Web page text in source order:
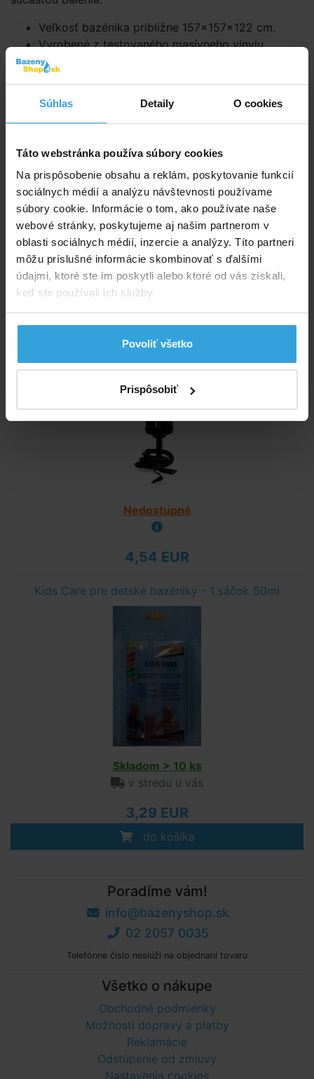
Súhlas Detaily O cookies
Táto webstránka používa súbory cookies
Na prispôsobenie obsahu a reklám, poskytovanie funkcií
sociálnych médií a analýzu návštevnosti používame
súbory cookie. Informácie o tom, ako používate naše
webové stránky, poskytujeme aj našim partnerom v
oblasti sociálnych médií, inzercie a analýzy. Títo partneri
môžu príslušné informácie skombinovať s ďalšími
údajmi, ktoré ste im poskytli alebo ktoré od vás získali,
keď ste používali ich služby.
Povoliť všetko
Prispôsobiť
Veľkosť bazénika približne 157×157×122 cm.
Vyrobené z testovaného masívneho vinylu.
Vhodné pre deti od 2 rokov vždy pod dohľadom
dospelej osoby.
Parametry
Tvar: štvorec
Dĺžka: 157 cm
Šírka: 157 cm
Výška: 122 cm
Doporučené príslušenstvo (2)
Nedostupné
4,54 EUR
Kids Care pre detské bazéniky - 1 sáčok 50ml
Skladom > 10 ks
v stredu u vás
3,29 EUR
do košíka
Poradíme vám!
info@bazenyshop.sk
02 2057 0035
Telefónne číslo neslúži na objednaní tovaru
Všetko o nákupe
Obchodné podmienky
Možnosti dopravy a platby
Reklamácie
Odstúpenie od zmluvy
Nastavenia cookies